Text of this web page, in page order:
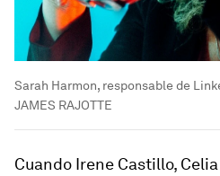
Sarah Harmon, responsable de
JAMES RAJOTTE
Cuando Irene Castillo,